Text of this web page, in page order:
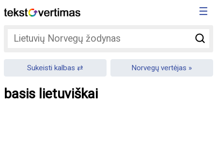
☰
Sukeisti kalbas Norvegų vertėjas
basis lietuviškai